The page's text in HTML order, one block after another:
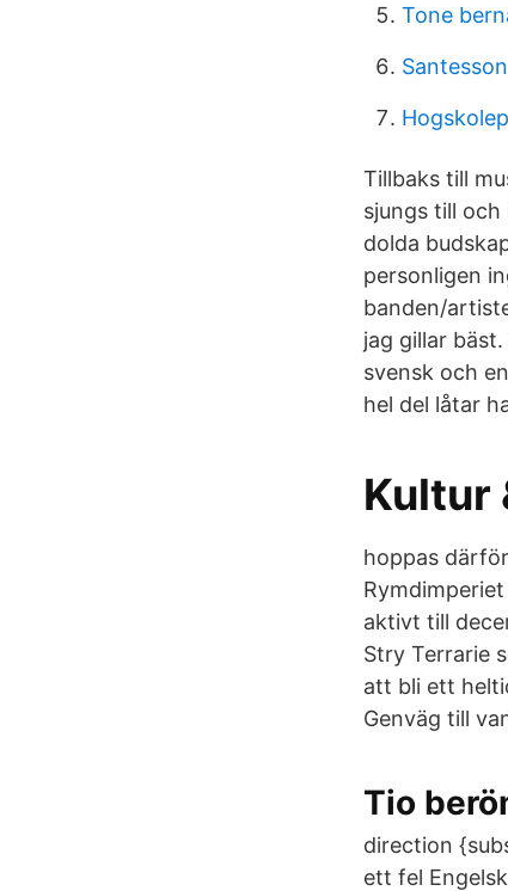
Tone
Tillbaks till
sjungs till
dolda
personligen
banden/
jag gillar
svensk och
hel del låtar
Kultur
hoppas
aktivt till
Stry Terrarie
att bli ett
Genväg till
Tio
direction
ett fel